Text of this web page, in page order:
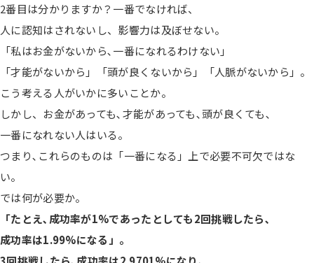
2番目は分かりますか？一番でなければ、
人に認知はされないし、影響力は及ぼせない。
「私はお金がないから､一番になれるわけない」
「才能がないから」「頭が良くないから」「人脈がないから」。
こう考える人がいかに多いことか。
しかし、お金があっても､才能があっても､頭が良くても､
一番になれない人はいる。
つまり､これらのものは「一番になる」上で必要不可欠ではな
い。
では何が必要か。
「たとえ､成功率が1%であったとしても2回挑戦したら､
成功率は1.99%になる」。